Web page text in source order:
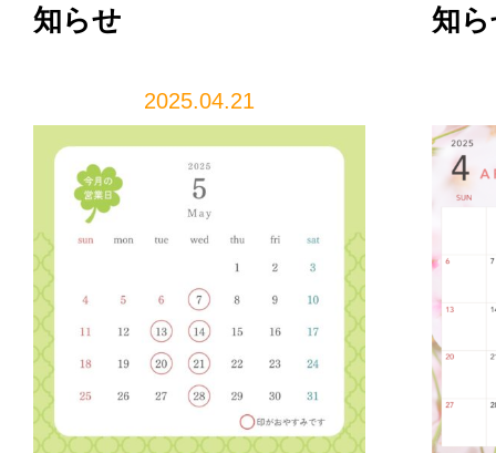
知らせ
知
2025.04.21